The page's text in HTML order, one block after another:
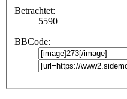
Betrachtet:
5590
BBCode: